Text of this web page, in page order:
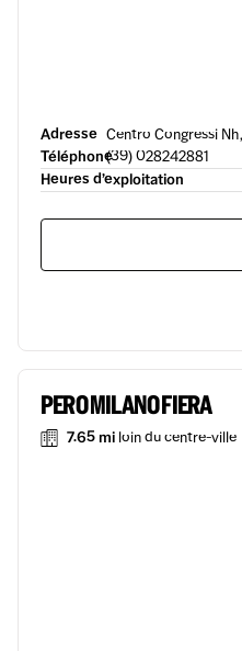
Adresse Centro Congressi
Téléphone(39) 028242881
Heures d’exploitation
PERO MILANO FIERA
7.65 mi loin du centre-ville